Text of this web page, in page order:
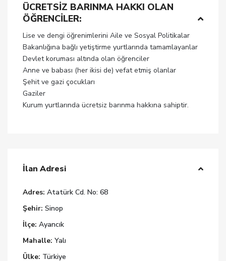
ÜCRETSİZ BARINMA HAKKI OLAN
ÖĞRENCİLER:
Lise ve dengi öğrenimlerini Aile ve Sosyal Politikalar
Bakanlığına bağlı yetiştirme yurtlarında tamamlayanlar
Devlet koruması altında olan öğrenciler
Anne ve babası (her ikisi de) vefat etmiş olanlar
Şehit ve gazi çocukları
Gaziler
Kurum yurtlarında ücretsiz barınma hakkına sahiptir.
İlan Adresi
Adres: Atatürk Cd. No: 68
Şehir: Sinop
İlçe: Ayancık
Mahalle: Yalı
Ülke: Türkiye